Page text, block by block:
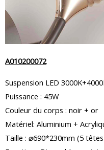
A010200072
Suspension LED
Puissance : 45W
Couleur du corps : noir + or
Matériel: Aluminium +
Taille : ⌀690*230mm (5